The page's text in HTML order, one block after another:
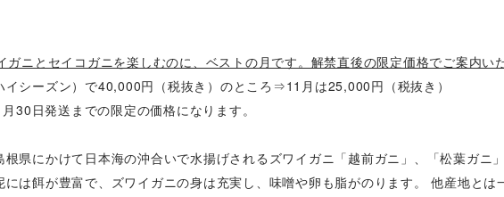
ガニとセイコガニを楽しむのに、ベストの月です。解禁直後の限定価格でご案内い
イシーズン）で40,000円（税抜き）のところ⇒11月は25,000円（税抜き）
30日発送までの限定の価格になります。
根県にかけて日本海の沖合いで水揚げされるズワイガニ「越前ガニ」、「松葉ガニ」
には餌が豊富で、ズワイガニの身は充実し、味噌や卵も脂がのります。 他産地とは